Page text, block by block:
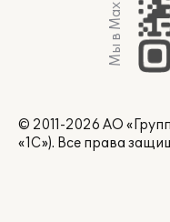
Мы в Max
© 2011-2026 АО
«1С»). Все права